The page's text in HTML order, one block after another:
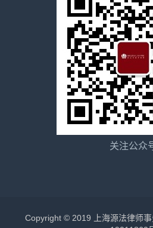
关注公众
Copyright © 2019 上海源法律师